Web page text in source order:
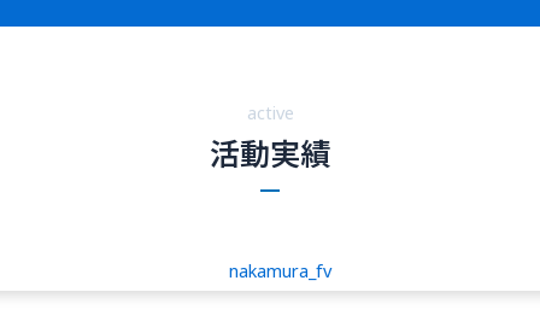
active
活動実績